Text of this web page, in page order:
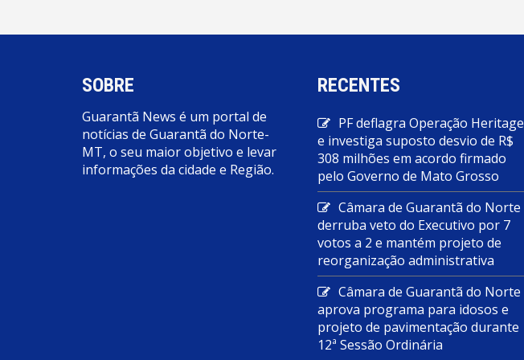
SOBRE
Guarantã News é um portal de
notícias de Guarantã do Norte-
MT, o seu maior objetivo e levar
informações da cidade e Região.
RECENTES
PF deflagra Operação Heritage
e investiga suposto desvio de R$
308 milhões em acordo firmado
pelo Governo de Mato Grosso
Câmara de Guarantã do Norte
derruba veto do Executivo por 7
votos a 2 e mantém projeto de
reorganização administrativa
Câmara de Guarantã do Norte
aprova programa para idosos e
projeto de pavimentação durante
12ª Sessão Ordinária